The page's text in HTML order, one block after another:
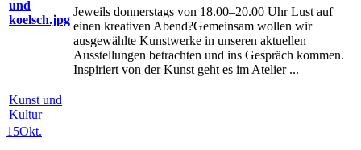
Jeweils donnerstags von 18.00–20.00 Uhr Lust auf
einen kreativen Abend?Gemeinsam wollen wir
ausgewählte Kunstwerke in unseren aktuellen
Ausstellungen betrachten und ins Gespräch kommen.
Inspiriert von der Kunst geht es im Atelier ...
Kunst und
Kultur
15Okt.